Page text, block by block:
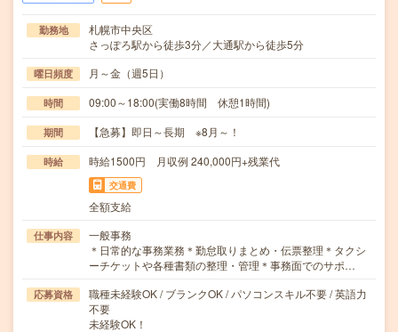
勤務地
札幌市中央区
さっぽろ駅から徒歩3分／大通駅から徒歩5分
曜日頻度 月～金（週5日）
時間 09:00～18:00(実働8時間 休憩1時間)
期間 【急募】即日～長期 ※8月～！
時給 時給1500円 月収例 240,000円+残業代
交通費
全額支給
仕事内容
一般事務
＊日常的な事務業務＊勤怠取りまとめ・伝票整理＊タクシ
ーチケットや各種書類の整理・管理＊事務面でのサポ…
応募資格
職種未経験OK / ブランクOK / パソコンスキル不要 / 英語力
不要
未経験OK！